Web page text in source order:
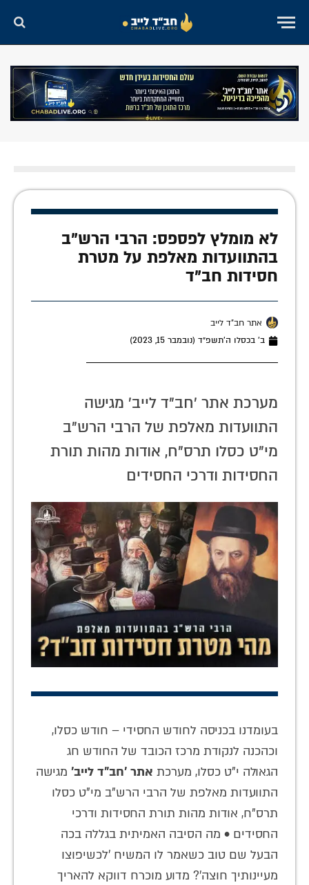
לא מומלץ לפספס: הרבי הרש"ב
בהתוועדות מאלפת על מטרת
חסידות חב"ד
אתר חב"ד לייב
ב׳ בכסלו ה׳תשפ״ד (נובמבר 15, 2023)
מערכת אתר 'חב"ד לייב' מגישה
התוועדות מאלפת של הרבי הרש"ב
מי"ט כסלו תרס"ח, אודות מהות תורת
החסידות ודרכי החסידים
בעומדנו בכניסה לחודש החסידי – חודש כסלו,
וכהכנה לנקודת מרכז הכובד של החודש חג
הגאולה י"ט כסלו, מערכת אתר 'חב"ד לייב' מגישה
התוועדות מאלפת של הרבי הרש"ב מי"ט כסלו
תרס"ח, אודות מהות תורת החסידות ודרכי
החסידים • מה הסיבה האמיתית בגללה בכה
הבעל שם טוב כשאמר לו המשיח 'לכשיפוצו
מעיינותיך חוצה'? מדוע מוכרח דווקא להאריך